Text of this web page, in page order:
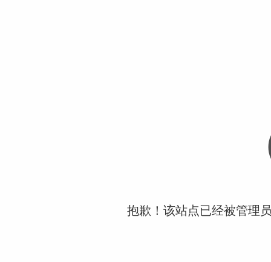
抱歉！该站点已经被管理